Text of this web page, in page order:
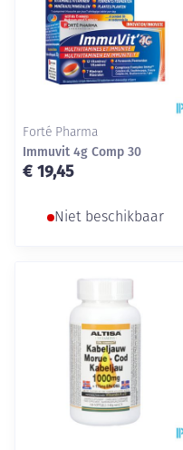
Forté Pharma
Immuvit 4g Comp 30
€ 19,45
Niet beschikbaar